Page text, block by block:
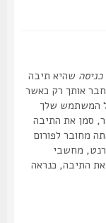
שהיא תיבה
רק כאשר
שלך
את התיבה
לפורום
מחשבי
כנראה